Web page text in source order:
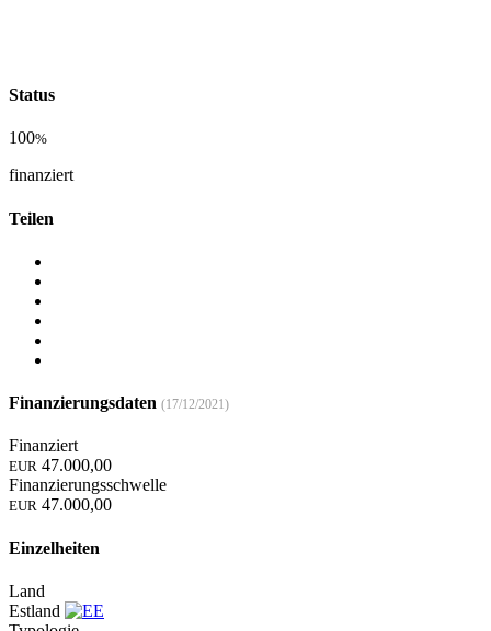
Status
100%
finanziert
Teilen
Finanzierungsdaten (17/12/2021)
Finanziert
EUR 47.000,00
Finanzierungsschwelle
EUR 47.000,00
Einzelheiten
Land
Estland